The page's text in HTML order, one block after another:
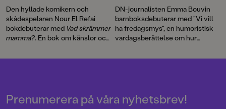
Den hyllade komikern och
skådespelaren Nour El Refai
bokdebuterar med Vad skrämmer
mamma?. En bok om känslor och
Emma Göthner.
DN-journalisten Emma Bouvin
barnboksdebuterar med "Vi vill
ha fredagsmys", en humoristisk
vardagsberättelse om hur
liten, men att det inte alltid heller
Prenumerera på våra nyhetsbrev!